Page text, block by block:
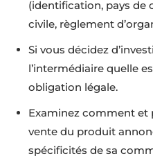
(identification, pays de
civile, règlement
Si vous décidez
l’intermédiaire quelle
obligation légale.
Examinez comment et
vente du produit
spécificités de sa